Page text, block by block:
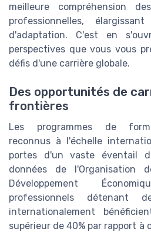
meilleure compréhension
professionnelles,
d'adaptation. C'est en
perspectives que vous vous
défis d'une carrière globale.
Des opportunités de
frontières
Les programmes de
reconnus à l'échelle
portes d'un vaste éventail
données de l'Organisation
Développement
professionnels détenant
internationalement
supérieur de 40% par rapport